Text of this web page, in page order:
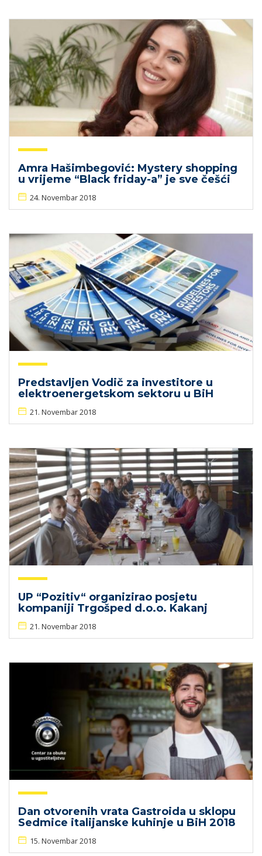
Amra Hašimbegović: Mystery shopping
u vrijeme “Black friday-a” je sve češći
24. Novembar 2018
Predstavljen Vodič za investitore u
elektroenergetskom sektoru u BiH
21. Novembar 2018
UP “Pozitiv“ organizirao posjetu
kompaniji Trgošped d.o.o. Kakanj
21. Novembar 2018
Dan otvorenih vrata Gastroida u sklopu
Sedmice italijanske kuhinje u BiH 2018
15. Novembar 2018